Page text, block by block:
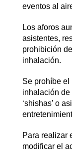
eventos al
Los aforos
asistentes,
prohibición
inhalación.
Se prohíbe el
inhalación de
‘shishas’ o
Para realizar
modificar el